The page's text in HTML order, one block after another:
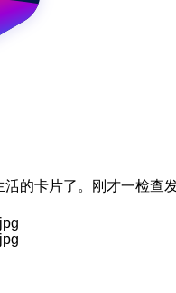
的卡片了。刚才一检查